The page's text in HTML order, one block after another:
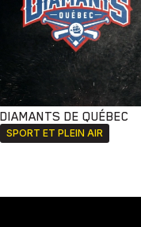
DIAMANTS DE QUÉBEC
SPORT ET PLEIN AIR